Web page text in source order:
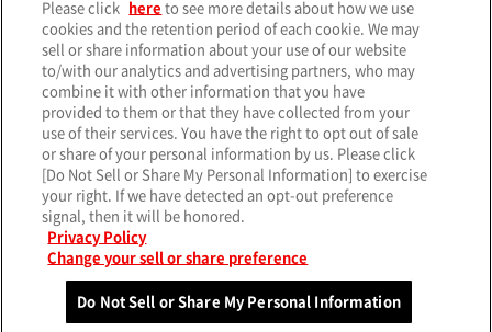
Instagram （別ウィンドウで開く）YouTube （別ウィンドウで開
LINE（別ウィンドウで開く） メールマガジン（別ウィンド
ソーシャルメディア一覧
サイトマップ個人情報保護方針クッキーポリシー
特定個人情報基本方針 サイトのご利用について
© MITSUBISHI MOTORS CORPORATION.
All rights reserved.
Please click
here to see more details about how we use
cookies and the retention period of each cookie. We may
sell or share information about your use of our website
to/with our analytics and advertising partners, who may
combine it with other information that you have
provided to them or that they have collected from your
use of their services. You have the right to opt out of sale
or share of your personal information by us. Please click
[Do Not Sell or Share My Personal Information] to exercise
your right. If we have detected an opt-out preference
signal, then it will be honored.
Privacy Policy
Change your sell or share preference
Do Not Sell or Share My Personal Information